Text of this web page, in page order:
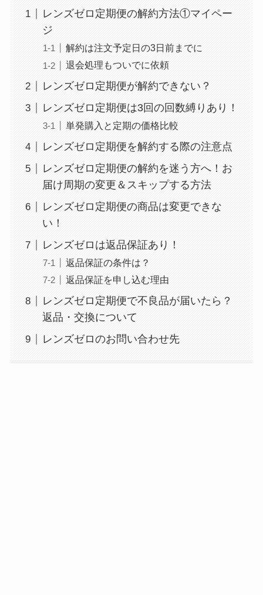
レンズゼロ定期便の解約方法①マイペー
ジ
解約は注文予定日の3日前までに
退会処理もついでに依頼
レンズゼロ定期便が解約できない？
レンズゼロ定期便は3回の回数縛りあり！
単発購入と定期の価格比較
レンズゼロ定期便を解約する際の注意点
レンズゼロ定期便の解約を迷う方へ！お
届け周期の変更＆スキップする方法
レンズゼロ定期便の商品は変更できな
い！
レンズゼロは返品保証あり！
返品保証の条件は？
返品保証を申し込む理由
レンズゼロ定期便で不良品が届いたら？
返品・交換について
レンズゼロのお問い合わせ先